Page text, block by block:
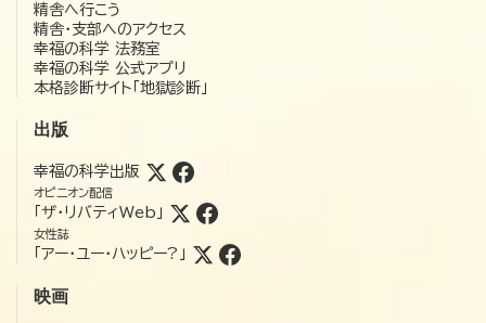
精舎へ行こう
精舎・支部へのアクセス
幸福の科学 法務室
幸福の科学 公式アプリ
本格診断サイト「地獄診断」
出版
幸福の科学出版
オピニオン配信
「ザ・リバティWeb」
女性誌
「アー・ユー・ハッピー?」
映画